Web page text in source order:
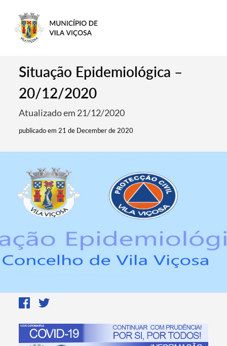
Situação Epidemiológica –
20/12/2020
Atualizado em 21/12/2020
publicado em 21 de December de 2020